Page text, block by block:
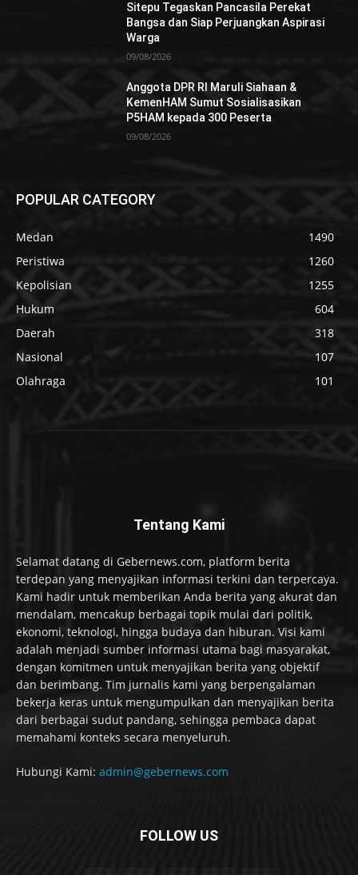
Sitepu Tegaskan Pancasila Perekat
Bangsa dan Siap Perjuangkan Aspirasi
Warga
09/08/2026
Anggota DPR RI Maruli Siahaan &
KemenHAM Sumut Sosialisasikan
P5HAM kepada 300 Peserta
09/08/2026
POPULAR CATEGORY
Medan
1490
Peristiwa
1260
Kepolisian
1255
Hukum
604
Daerah
318
Nasional
107
Olahraga
101
Tentang Kami
Selamat datang di Gebernews.com, platform berita
terdepan yang menyajikan informasi terkini dan terpercaya.
Kami hadir untuk memberikan Anda berita yang akurat dan
mendalam, mencakup berbagai topik mulai dari politik,
ekonomi, teknologi, hingga budaya dan hiburan. Visi kami
adalah menjadi sumber informasi utama bagi masyarakat,
dengan komitmen untuk menyajikan berita yang objektif
dan berimbang. Tim jurnalis kami yang berpengalaman
bekerja keras untuk mengumpulkan dan menyajikan berita
dari berbagai sudut pandang, sehingga pembaca dapat
memahami konteks secara menyeluruh.
Hubungi Kami: admin@gebernews.com
FOLLOW US